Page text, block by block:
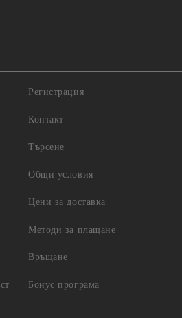
Регистрация
Контакт
Търсене
Общи условия
Цени за доставка
Методи за плащане
Връщане
Бонус програма